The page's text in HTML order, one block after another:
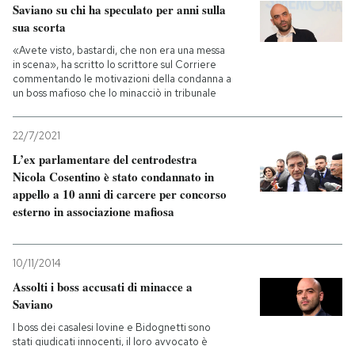
AREA PERSONALE
Entra
Saviano su chi ha speculato per anni sulla
sua scorta
«Avete visto, bastardi, che non era una messa
in scena», ha scritto lo scrittore sul Corriere
commentando le motivazioni della condanna a
un boss mafioso che lo minacciò in tribunale
22/7/2021
L’ex parlamentare del centrodestra
Nicola Cosentino è stato condannato in
appello a 10 anni di carcere per concorso
esterno in associazione mafiosa
10/11/2014
Assolti i boss accusati di minacce a
Saviano
I boss dei casalesi Iovine e Bidognetti sono
stati giudicati innocenti, il loro avvocato è